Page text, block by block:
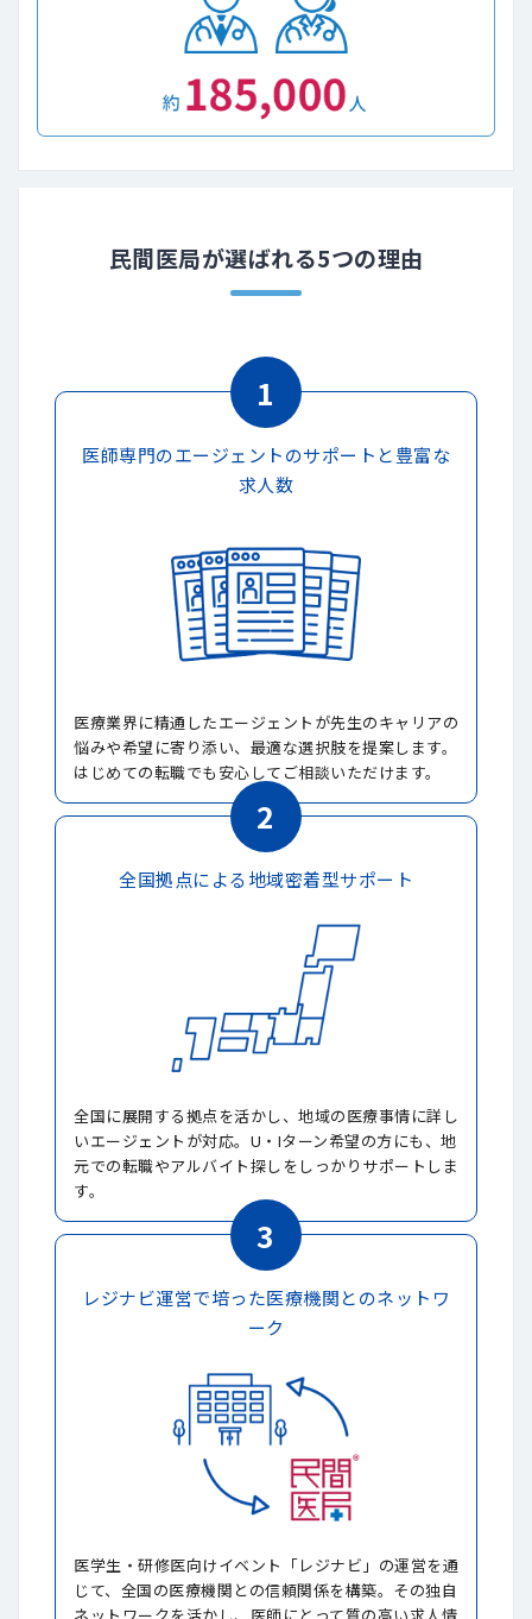
民間医局が選ばれる5つの理由
1
医師専門のエージェントのサポートと豊富な
求人数
医療業界に精通したエージェントが先生のキャリアの
悩みや希望に寄り添い、最適な選択肢を提案します。
はじめての転職でも安心してご相談いただけます。
2
全国拠点による地域密着型サポート
全国に展開する拠点を活かし、地域の医療事情に詳し
いエージェントが対応。U・Iターン希望の方にも、地
元での転職やアルバイト探しをしっかりサポートしま
す。
3
レジナビ運営で培った医療機関とのネットワ
ーク
医学生・研修医向けイベント「レジナビ」の運営を通
じて、全国の医療機関との信頼関係を構築。その独自